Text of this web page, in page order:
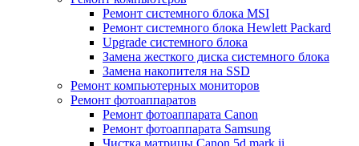
Ремонт системного блока MSI
Ремонт системного блока Hewlett Packard
Upgrade системного блока
Замена жесткого диска системного блока
Замена накопителя на SSD
Ремонт компьютерных мониторов
Ремонт фотоаппаратов
Ремонт фотоаппарата Canon
Ремонт фотоаппарата Samsung
Чистка матрицы Canon 5d mark ii